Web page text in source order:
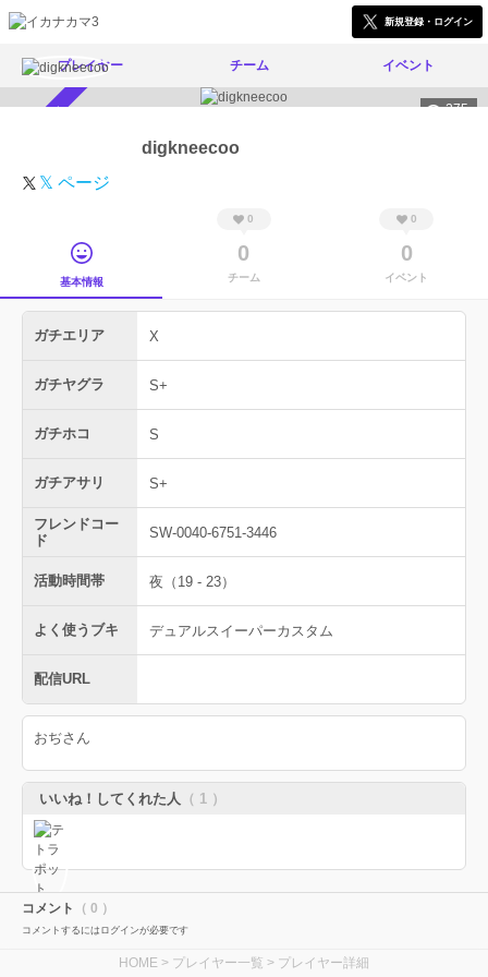
新規登録・ログイン
プレイヤー チーム イベント
275
digkneecoo
𝕏 ページ
基本情報
0
0
チーム
0
0
イベント
ガチエリア X
ガチヤグラ S+
ガチホコ S
ガチアサリ S+
フレンドコー
ド
SW-0040-6751-3446
活動時間帯 夜（19 - 23）
よく使うブキ デュアルスイーパーカスタム
配信URL
おぢさん
いいね！してくれた人 （ 1 ）
コメント （ 0 ）
コメントするにはログインが必要です
HOME > プレイヤー一覧 > プレイヤー詳細